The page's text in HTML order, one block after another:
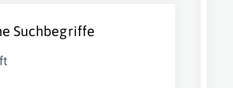
Suchbegriffe